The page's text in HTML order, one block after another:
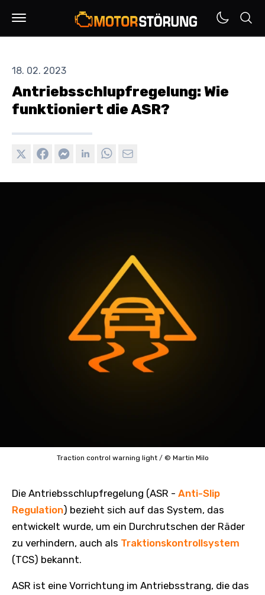
18. 02. 2023
Antriebsschlupfregelung: Wie
funktioniert die ASR?
Traction control warning light / © Martin Milo
Die Antriebsschlupfregelung (ASR - Anti-Slip
Regulation) bezieht sich auf das System, das
entwickelt wurde, um ein Durchrutschen der Räder
zu verhindern, auch als Traktionskontrollsystem
(TCS) bekannt.
ASR ist eine Vorrichtung im Antriebsstrang, die das